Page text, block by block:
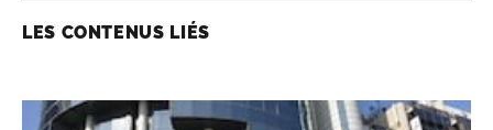
LES CONTENUS LIÉS